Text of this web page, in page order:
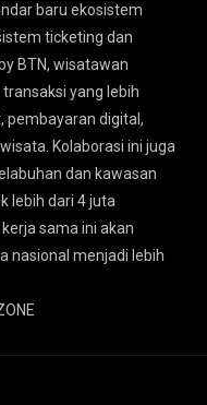
baru ekosistem
ticketing dan
BTN, wisatawan
yang lebih
pembayaran digital,
Kolaborasi ini juga
dan kawasan
lebih dari 4 juta
sama ini akan
nasional menjadi lebih